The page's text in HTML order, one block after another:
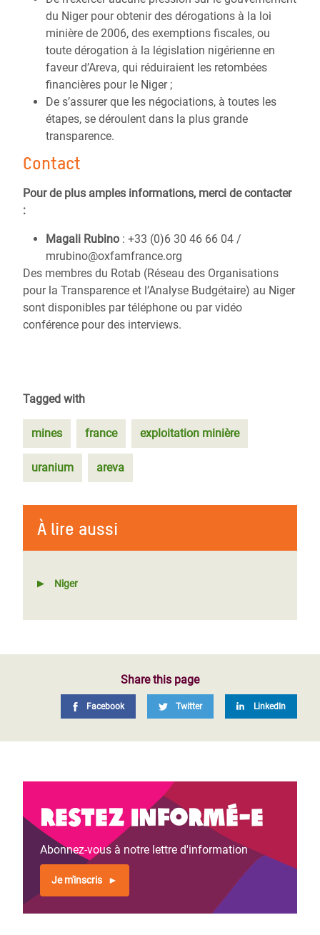
du Niger pour obtenir des dérogations à la loi
minière de 2006, des exemptions fiscales, ou
toute dérogation à la législation nigérienne en
faveur d’Areva, qui réduiraient les retombées
financières pour le Niger ;
De s’assurer que les négociations, à toutes les
étapes, se déroulent dans la plus grande
transparence.
Contact
Pour de plus amples informations, merci de contacter
:
Magali Rubino : +33 (0)6 30 46 66 04 /
mrubino@oxfamfrance.org
Des membres du Rotab (Réseau des Organisations
pour la Transparence et l’Analyse Budgétaire) au Niger
sont disponibles par téléphone ou par vidéo
conférence pour des interviews.
Tagged with
mines france exploitation minière
uranium areva
À lire aussi
Niger
Share this page
Facebook Twitter LinkedIn
Restez informé-e
Abonnez-vous à notre lettre d'information
Je m'inscris